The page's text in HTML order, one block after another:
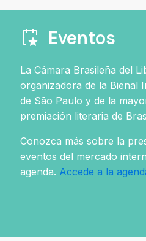
Eventos
La Cámara Brasileña del
organizadora de la Bienal
de São Paulo y de la
premiación literaria de
Conozca más sobre la
eventos del mercado
agenda. Accede a la